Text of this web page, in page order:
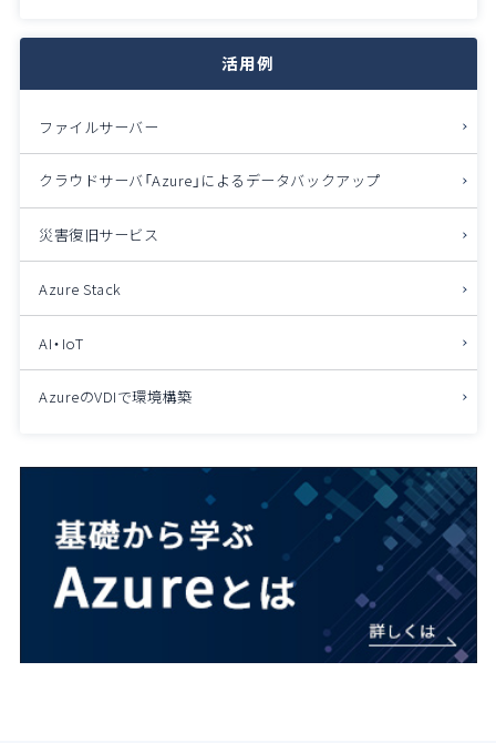
活用例
ファイルサーバー
クラウドサーバ「Azure」によるデータバックアップ
災害復旧サービス
Azure Stack
AI・IoT
AzureのVDIで環境構築